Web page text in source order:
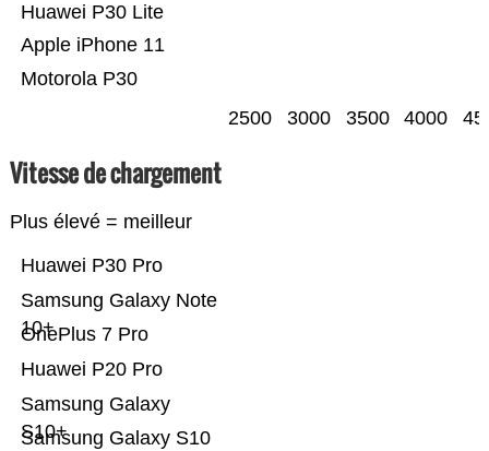
Motorola P30
Apple iPhone 11
Huawei P30 Lite
2500 3000 3500 4000
Vitesse de chargement
Plus élevé = meilleur
Samsung Galaxy S10
Samsung Galaxy
S10+
Huawei P20 Pro
OnePlus 7 Pro
Samsung Galaxy Note
10+
Huawei P30 Pro